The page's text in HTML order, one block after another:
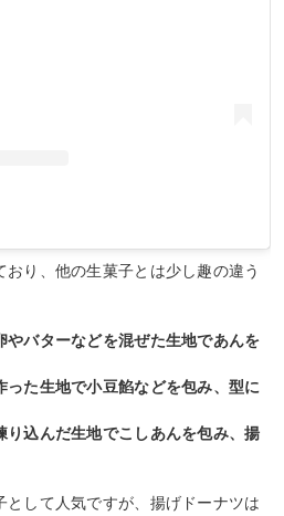
り、他の生菓子とは少し趣の違う
やバターなどを混ぜた生地であんを
った生地で小豆餡などを包み、型に
り込んだ生地でこしあんを包み、揚
として人気ですが、揚げドーナツは